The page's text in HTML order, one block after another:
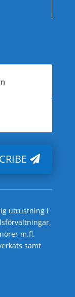
utrustning i
m.fl.
samt